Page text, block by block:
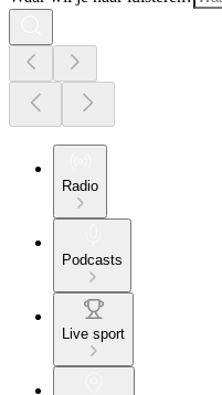
Radio
Podcasts
Live sport